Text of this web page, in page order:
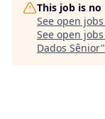
This job is
See open
See open
Dados Sênior"